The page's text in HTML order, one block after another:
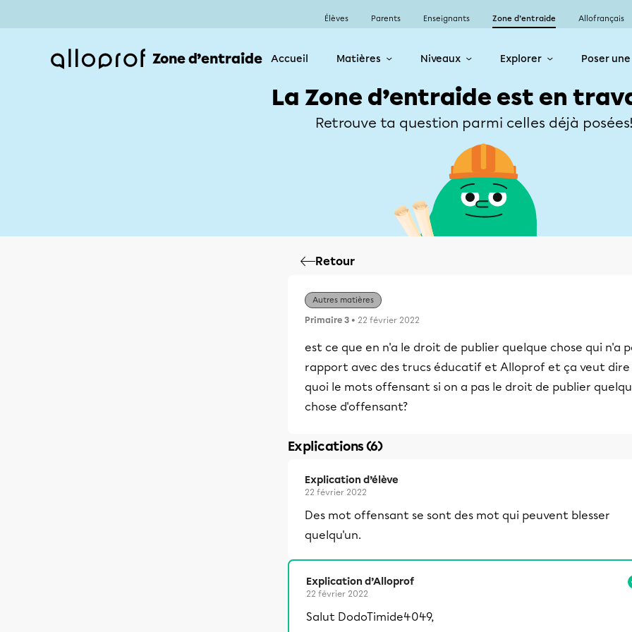
Élèves Parents Enseignants Zone d’entraide Allofrançais
Zone d’entraide Accueil Matières Niveaux Explorer Poser
La Zone d’entraide est en
Retrouve ta question parmi celles déjà
Retour
Autres matières
Primaire 3 • 22 février 2022
est ce que en n'a le droit de publier quelque chose qui n'a
rapport avec des trucs éducatif et Alloprof et ça veut dire
quoi le mots offensant si on a pas le droit de publier
chose d'offensant?
Explications (6)
Explication d’élève
22 février 2022
Des mot offensant se sont des mot qui peuvent blesser
quelqu'un.
Explication d’Alloprof
22 février 2022
Salut DodoTimide4049,